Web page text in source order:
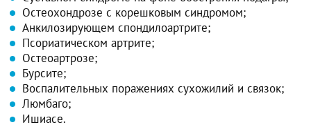
Остеохондрозе с корешковым синдромом;
Анкилозирующем спондилоартрите;
Псориатическом артрите;
Остеоартрозе;
Бурсите;
Воспалительных поражениях сухожилий и связок;
Люмбаго;
Ишиасе.